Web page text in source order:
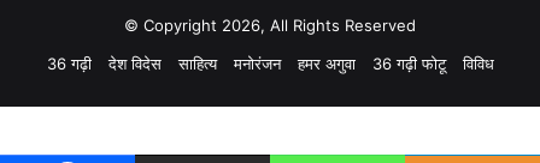
© Copyright 2026, All Rights Reserved
36 गढ़ी
देश विदेस साहित्य मनोरंजन हमर अगुवा 36 गढ़ी फोटू विविध